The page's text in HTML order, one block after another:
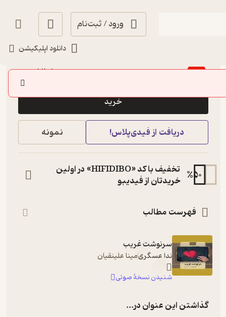
ورود / ثبت‌نام
دانلود اپلیکیشن
٪10
79,000
71,100تومان
خرید
دریافت از فیدی‌پلاس! نمونه
%50
تخفیف با کد «HIFIDIBO» در اولین
خریدتان از فیدیبو
فهرست مطالب
سرنوشت غریب
ندا عسگریمینا علینقیان
شنیدن نسخۀ صوتی
گذاشتن این عنوان در...